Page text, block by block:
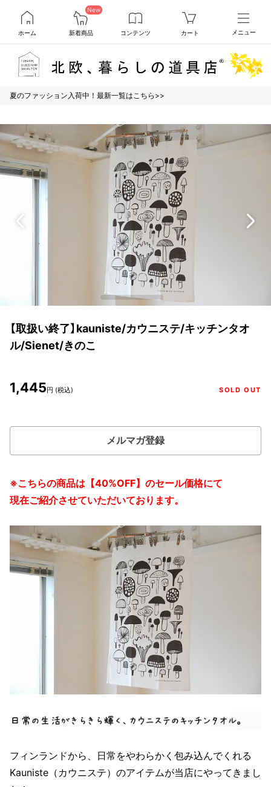
ホーム
New
新着商品 コンテンツ カート メニュー
夏のファッション入荷中！最新一覧はこちら>>
【取扱い終了】kauniste/カウニステ/キッチンタオ
ル/Sienet/きのこ
1,445円 (税込) SOLD OUT
メルマガ登録
※こちらの商品は【40%OFF】のセール価格にて
現在ご紹介させていただいております。
フィンランドから、日常をやわらかく包み込んでくれる
Kauniste（カウニステ）のアイテムが当店にやってきまし